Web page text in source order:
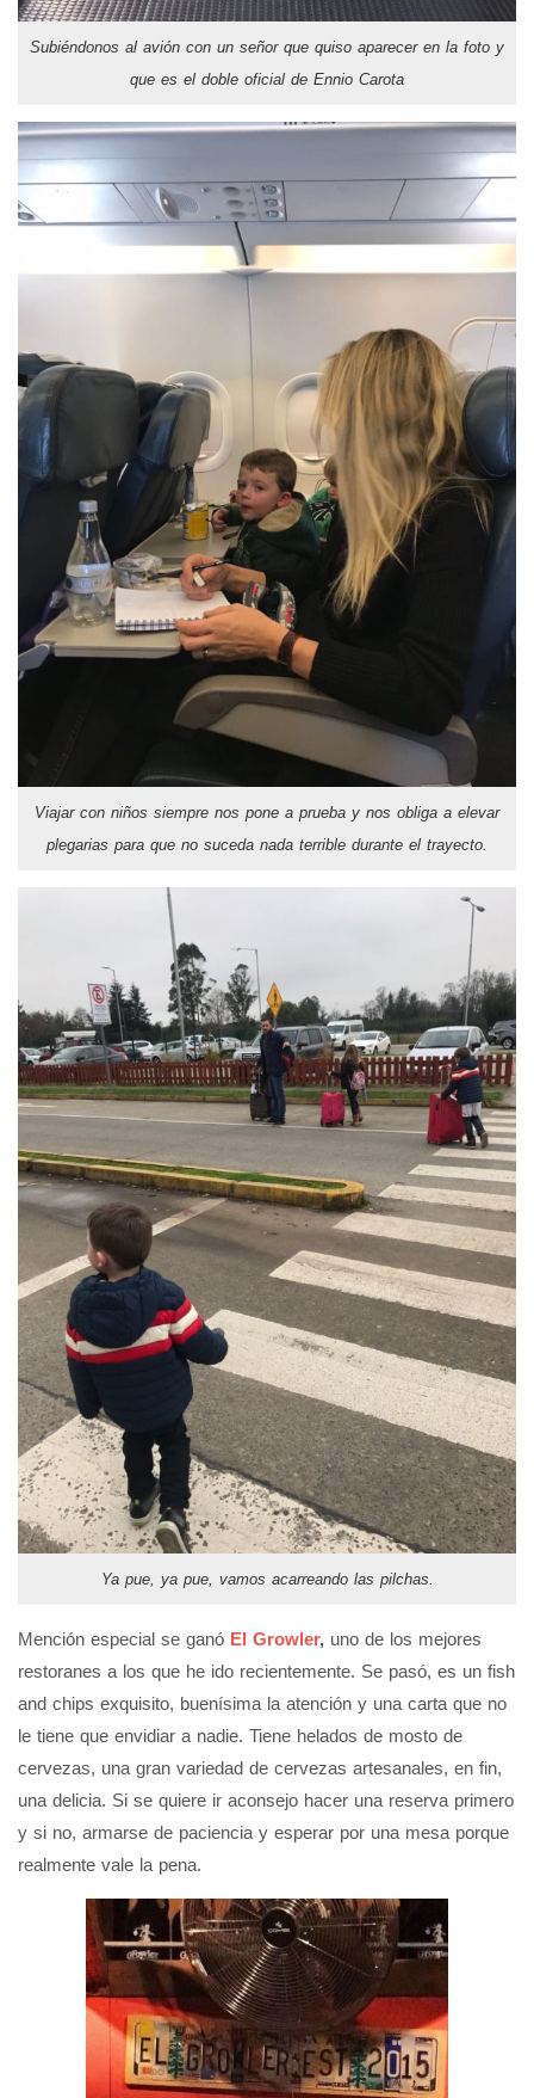
Subiéndonos al avión con un señor que quiso aparecer en la foto y
que es el doble oficial de Ennio Carota
Viajar con niños siempre nos pone a prueba y nos obliga a elevar
plegarias para que no suceda nada terrible durante el trayecto.
Ya pue, ya pue, vamos acarreando las pilchas.
Mención especial se ganó El Growler, uno de los mejores
restoranes a los que he ido recientemente. Se pasó, es un fish
and chips exquisito, buenísima la atención y una carta que no
le tiene que envidiar a nadie. Tiene helados de mosto de
cervezas, una gran variedad de cervezas artesanales, en fin,
una delicia. Si se quiere ir aconsejo hacer una reserva primero
y si no, armarse de paciencia y esperar por una mesa porque
realmente vale la pena.